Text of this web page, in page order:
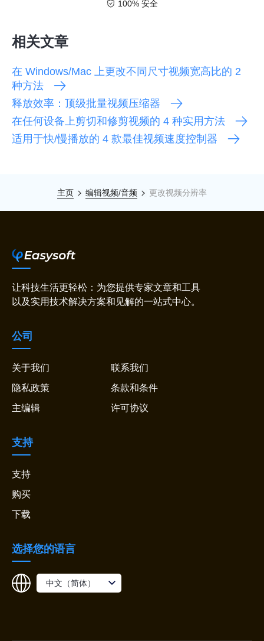
100% 安全
相关文章
在 Windows/Mac 上更改不同尺寸视频宽高比的 2
种方法
释放效率：顶级批量视频压缩器
在任何设备上剪切和修剪视频的 4 种实用方法
适用于快/慢播放的 4 款最佳视频速度控制器
主页 编辑视频/音频 更改视频分辨率
让科技生活更轻松：为您提供专家文章和工具
以及实用技术解决方案和见解的一站式中心。
公司
关于我们
联系我们
隐私政策
条款和条件
主编辑
许可协议
支持
支持
购买
下载
选择您的语言
中文（简体）